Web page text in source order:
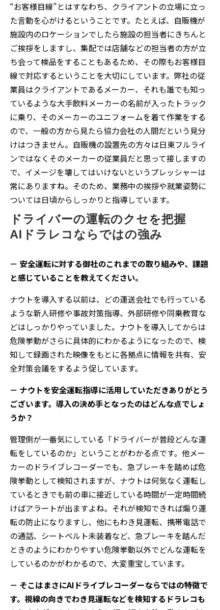
“お客様目線”とはすなわち、クライアントの立場に立っ
た言動を心がけるということです。たとえば、自販機が
施設内のロケーションでしたら施設の担当者にきちんと
ご挨拶をしますし、集配では店舗などの担当者の方が立
ち会って検品をすることもあるため、その際もお客様目
線で対応するということを大切にしています。弊社の従
業員はクライアントであるメーカー、それも誰でも知っ
ているような大手飲料メーカーの名前が入ったトラック
に乗り、そのメーカーのユニフォームを着て作業をする
ので、一般の方から見たら協力会社の人間だという見分
けはつきません。自販機の設置先の方々は日東フルライ
ンではなくそのメーカーの従業員だと思って接しますの
で、イメージを壊してはいけないというプレッシャーは
常にありますね。そのため、業務中の挨拶や就業姿勢に
ついては日頃からしっかりと指導しています。
ドライバーの運転のクセを把握
AIドラレコならではの強み
－ 安全運転に対する御社のこれまでの取り組みや、課題
と感じていることを教えてください。
ナウトを導入する以前は、どの運送会社でも行っている
ような新人研修や事故対策指導、外部研修や同乗教育な
どはしっかりやっていました。ナウトを導入してからは
危険挙動がさらに具体的にわかるようになったので、検
知して録画された映像をもとに各拠点に情報を共有、安
全対策会議をするよう促しています。
－ ナウトを安全運転指導に活用していただきありがとう
ございます。導入の決め手となったのはどんな点でしょ
うか？
管理側が一番気にしている「ドライバーが普段どんな運
転をしているのか」ということがわかる点です。他メー
カーのドライブレコーダーでも、急ブレーキを踏めば危
険挙動として検知されますが、ナウトは何気なく運転し
ているときでも前の車に接近している時間が一定時間続
けばアラートが出ますよね。それが検知できれば煽り運
転の防止になりますし、他にもわき見運転、携帯電話で
の通話、シートベルト未装着など、急ブレーキを踏んだ
ときのようにわかりやすい危険挙動以外でどんな運転を
しているのかがわかるので、大変重宝しています。
－ そこはまさにAIドライブレコーダーならではの特徴で
す。視線の向きでわき見運転などを検知するドラレコも